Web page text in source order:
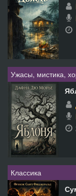
Ужасы, мистика,
Классика